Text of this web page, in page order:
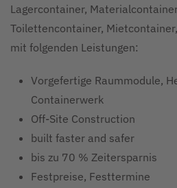
Lagercontainer,
Toilettencontainer,
mit folgenden Leistungen:
Vorgefertige Raummodule,
Containerwerk
Off-Site Construction
built faster and safer
bis zu 70 % Zeitersparnis
Festpreise, Festtermine